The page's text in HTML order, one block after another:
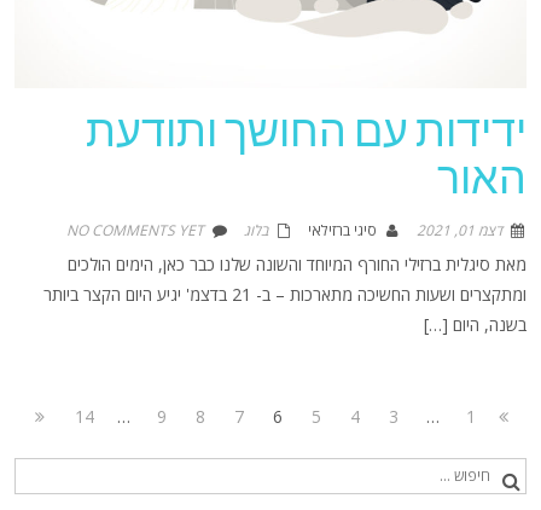
ידידות עם החושך ותודעת
האור
דצמ 01, 2021 סיגי ברזילאי בלוג NO COMMENTS YET
מאת סיגלית ברזילי החורף המיוחד והשונה שלנו כבר כאן, הימים הולכים
ומתקצרים ושעות החשיכה מתארכות – ב- 21 בדצמ' יגיע היום הקצר ביותר
בשנה, היום […]
1
…
3
4
5
6
7
8
9
…
14